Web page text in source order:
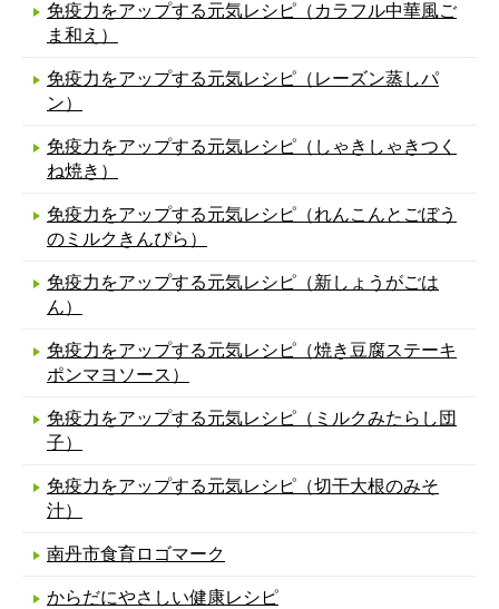
免疫力をアップする元気レシピ（カラフル中華風ご
ま和え）
免疫力をアップする元気レシピ（レーズン蒸しパ
ン）
免疫力をアップする元気レシピ（しゃきしゃきつく
ね焼き）
免疫力をアップする元気レシピ（れんこんとごぼう
のミルクきんぴら）
免疫力をアップする元気レシピ（新しょうがごは
ん）
免疫力をアップする元気レシピ（焼き豆腐ステーキ
ポンマヨソース）
免疫力をアップする元気レシピ（ミルクみたらし団
子）
免疫力をアップする元気レシピ（切干大根のみそ
汁）
南丹市食育ロゴマーク
からだにやさしい健康レシピ